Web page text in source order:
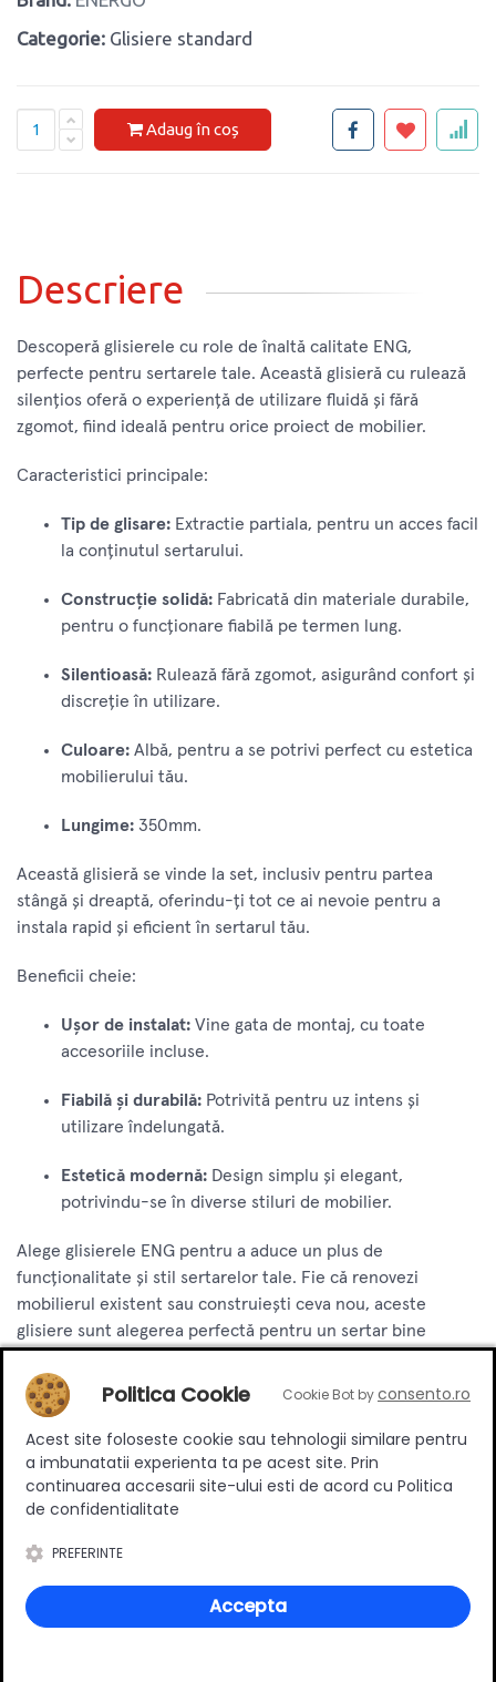
Categorie: Glisiere standard
Adaug în coș
Descriere
Descoperă glisierele cu role de înaltă calitate ENG,
perfecte pentru sertarele tale. Această glisieră cu rulează
silențios oferă o experiență de utilizare fluidă și fără
zgomot, fiind ideală pentru orice proiect de mobilier.
Caracteristici principale:
Tip de glisare: Extractie partiala, pentru un acces facil
la conținutul sertarului.
Construcție solidă: Fabricată din materiale durabile,
pentru o funcționare fiabilă pe termen lung.
Silentioasă: Rulează fără zgomot, asigurând confort și
discreție în utilizare.
Culoare: Albă, pentru a se potrivi perfect cu estetica
mobilierului tău.
Lungime: 350mm.
Această glisieră se vinde la set, inclusiv pentru partea
stângă și dreaptă, oferindu-ți tot ce ai nevoie pentru a
instala rapid și eficient în sertarul tău.
Beneficii cheie:
Ușor de instalat: Vine gata de montaj, cu toate
accesoriile incluse.
Fiabilă și durabilă: Potrivită pentru uz intens și
utilizare îndelungată.
Estetică modernă: Design simplu și elegant,
potrivindu-se în diverse stiluri de mobilier.
Alege glisierele ENG pentru a aduce un plus de
funcționalitate și stil sertarelor tale. Fie că renovezi
mobilierul existent sau construiești ceva nou, aceste
glisiere sunt alegerea perfectă pentru un sertar bine
Review-uri
Deții sau ai utilizat produsul?
Politica Cookie Cookie Bot byconsento.ro
Acest site foloseste cookie sau tehnologii similare pentru
a imbunatatii experienta ta pe acest site. Prin
continuarea accesarii site-ului esti de acord cu Politica
de confidentialitate
PREFERINTE
Accepta